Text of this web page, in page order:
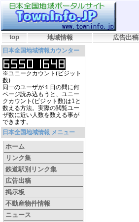
top 地域情報 広告出稿
日本全国地域情報カウンター
※ユニークカウント(ビジット
数)
同一のユーザが１日の間に何
ページ読み込もうと、ユニー
クカウント(ビジット数)は1と
数える方法。実際の閲覧ユー
ザ数に近い人数を数える事が
できます。
日本全国地域情報 メニュー
ホーム
リンク集
鉄道駅別リンク集
広告出稿
掲示板
不動産物件情報
ニュース